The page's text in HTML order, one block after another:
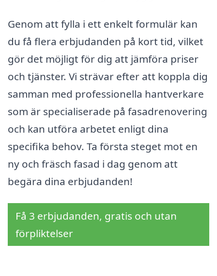
Genom att fylla i ett enkelt formulär kan
du få flera erbjudanden på kort tid, vilket
gör det möjligt för dig att jämföra priser
och tjänster. Vi strävar efter att koppla dig
samman med professionella hantverkare
som är specialiserade på fasadrenovering
och kan utföra arbetet enligt dina
specifika behov. Ta första steget mot en
ny och fräsch fasad i dag genom att
begära dina erbjudanden!
Få 3 erbjudanden, gratis och utan
förpliktelser